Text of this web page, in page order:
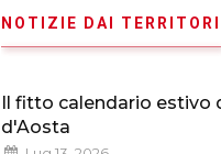
NOTIZIE DAI TERRITORI
Il fitto calendario estivo
d'Aosta